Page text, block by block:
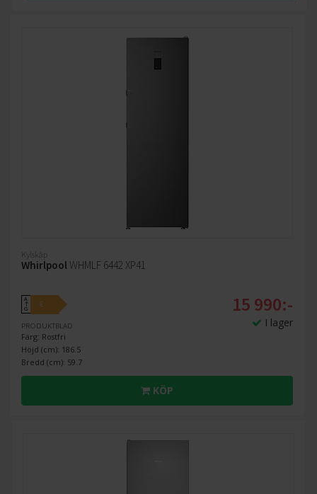
Kylskåp
WhirlpoolWHMLF 6442 XP41
A
↑
G
E
PRODUKTBLAD
Färg: Rostfri
Höjd (cm): 186.5
Bredd (cm): 59.7
15 990:-
I lager
KÖP